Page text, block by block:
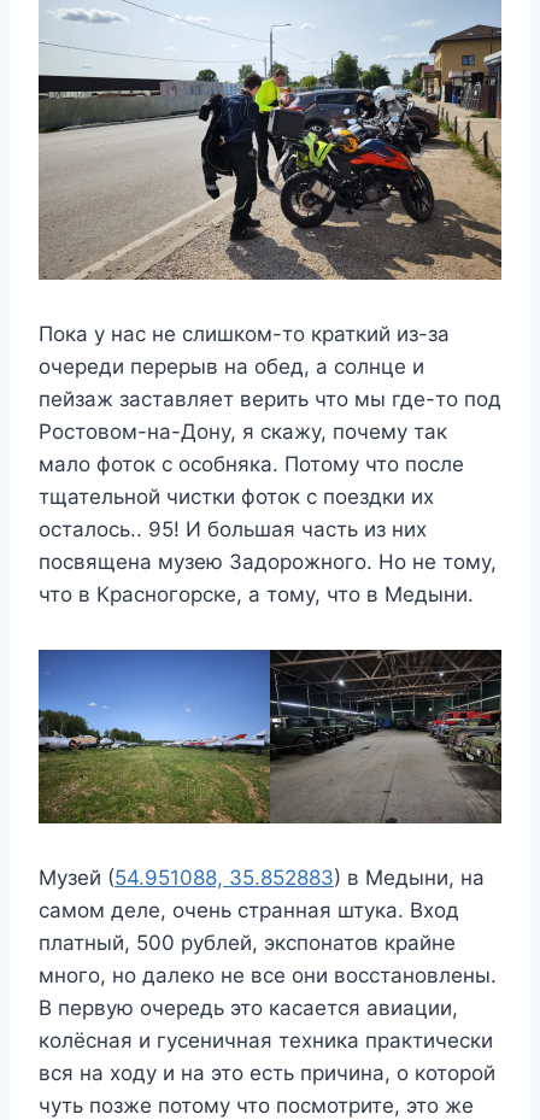
Пока у нас не слишком-то краткий из-за
очереди перерыв на обед, а солнце и
пейзаж заставляет верить что мы где-то под
Ростовом-на-Дону, я скажу, почему так
мало фоток с особняка. Потому что после
тщательной чистки фоток с поездки их
осталось.. 95! И большая часть из них
посвящена музею Задорожного. Но не тому,
что в Красногорске, а тому, что в Медыни.
Музей (54.951088, 35.852883) в Медыни, на
самом деле, очень странная штука. Вход
платный, 500 рублей, экспонатов крайне
много, но далеко не все они восстановлены.
В первую очередь это касается авиации,
колёсная и гусеничная техника практически
вся на ходу и на это есть причина, о которой
чуть позже потому что посмотрите, это же